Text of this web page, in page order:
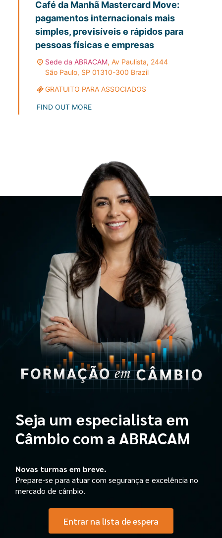
Café da Manhã Mastercard Move:
pagamentos internacionais mais
simples, previsíveis e rápidos para
pessoas físicas e empresas
Sede da ABRACAM, Av Paulista, 2444
São Paulo, SP 01310-300 Brazil
GRATUITO PARA ASSOCIADOS
FIND OUT MORE
Seja um especialista em
Câmbio com a ABRACAM
Novas turmas em breve.
Prepare-se para atuar com segurança e excelência no
mercado de câmbio.
Entrar na lista de espera